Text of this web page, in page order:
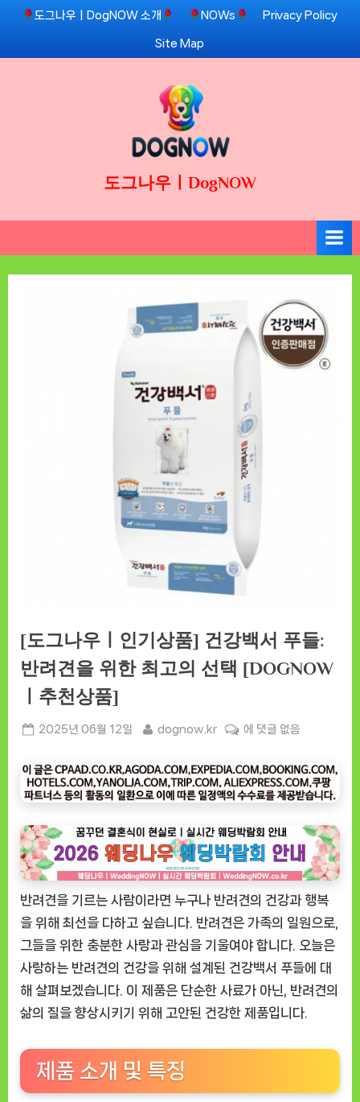
Skip
content
도그나우ㅣDogNOW 소개 NOWs Privacy Policy
Site Map
도그나우ㅣDogNOW
[도그나우ㅣ인기상품] 건강백서 푸들:
반려견을 위한 최고의 선택 [DOGNOW
ㅣ추천상품]
Posted
2025년 06월 12일 By
dognow.kr
[도
나
우
ㅣ
기
상
품]
건
강
백
서
들:
반
위
에 댓글 없음
반려견을 기르는 사람이라면 누구나 반려견의 건강과 행복
을 위해 최선을 다하고 싶습니다. 반려견은 가족의 일원으로,
그들을 위한 충분한 사랑과 관심을 기울여야 합니다. 오늘은
사랑하는 반려견의 건강을 위해 설계된 건강백서 푸들에 대
해 살펴보겠습니다. 이 제품은 단순한 사료가 아닌, 반려견의
삶의 질을 향상시키기 위해 고안된 건강한 제품입니다.
제품 소개 및 특징